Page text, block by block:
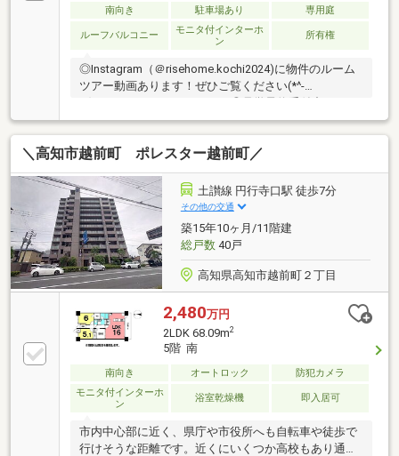
南向き 駐車場あり 専用庭
ルーフバルコニー
モニタ付インターホ
ン
所有権
◎Instagram（＠risehome.kochi2024)に物件のルーム
ツアー動画あります！ぜひご覧ください(*^-
^*)Youtube、Xにもあります♪◎見学予約受付中！・オ
シャレなインテリア・全室収納付き・庭付き・駐車場
空きあり【周辺環境】・高知市立鴨田小学校 徒歩9
分（約600ｍ）・高知市立西部中学校 徒歩9分（約
700ｍ）
＼高知市越前町 ポレスター越前町／
土讃線 円行寺口駅 徒歩7分
その他の交通
築15年10ヶ月/11階建
総戸数40戸
高知県高知市越前町２丁目
2,480万円
2LDK 68.09m2
5階 南
南向き オートロック
防犯カメラ
モニタ付インターホ
ン
浴室乾燥機 即入居可
市内中心部に近く、県庁や市役所へも自転車や徒歩で
行けそうな距離です。近くにいくつか高校もあり通学